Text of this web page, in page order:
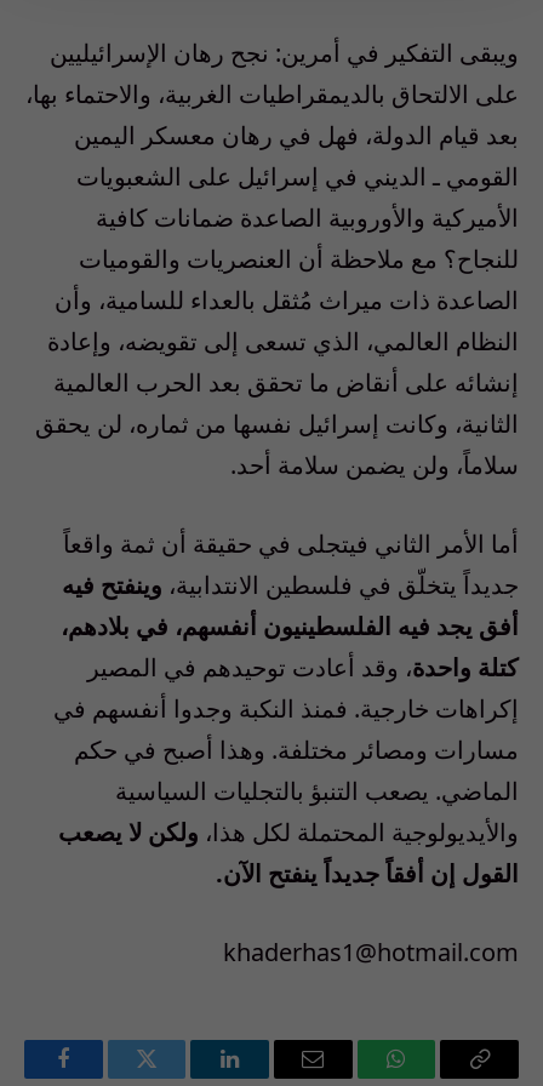
ويبقى التفكير في أمرين: نجح رهان الإسرائيليين
على الالتحاق بالديمقراطيات الغربية، والاحتماء بها،
بعد قيام الدولة، فهل في رهان معسكر اليمين
القومي ـ الديني في إسرائيل على الشعبويات
الأميركية والأوروبية الصاعدة ضمانات كافية
للنجاح؟ مع ملاحظة أن العنصريات والقوميات
الصاعدة ذات ميراث مُثقل بالعداء للسامية، وأن
النظام العالمي، الذي تسعى إلى تقويضه، وإعادة
إنشائه على أنقاض ما تحقق بعد الحرب العالمية
الثانية، وكانت إسرائيل نفسها من ثماره، لن يحقق
سلاماً، ولن يضمن سلامة أحد.
أما الأمر الثاني فيتجلى في حقيقة أن ثمة واقعاً
جديداً يتخلّق في فلسطين الانتدابية، وينفتح فيه
أفق يجد فيه الفلسطينيون أنفسهم، في بلادهم،
كتلة واحدة، وقد أعادت توحيدهم في المصير
إكراهات خارجية. فمنذ النكبة وجدوا أنفسهم في
مسارات ومصائر مختلفة. وهذا أصبح في حكم
الماضي. يصعب التنبؤ بالتجليات السياسية
والأيديولوجية المحتملة لكل هذا، ولكن لا يصعب
القول إن أفقاً جديداً ينفتح الآن.
khaderhas1@hotmail.com
FacebookTwitter LinkedInEmail WhatsAppCopy